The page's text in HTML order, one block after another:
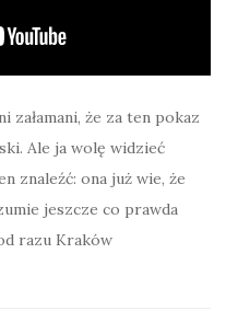
że za ten pokaz
Ale ja wolę widzieć
znaleźć: ona już wie, że
jeszcze co prawda
razu Kraków